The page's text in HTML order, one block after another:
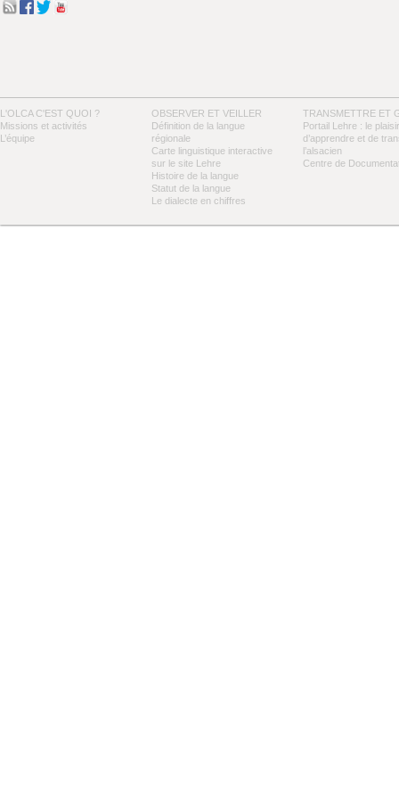
L'OLCA C'EST QUOI ?
Missions et activités
L’équipe
OBSERVER ET VEILLER
Définition de la langue
régionale
Carte linguistique interactive
sur le site Lehre
Histoire de la langue
Statut de la langue
Le dialecte en chiffres
TRANSMETTRE ET
Portail Lehre : le plaisir
d’apprendre et de
l’alsacien
Centre de